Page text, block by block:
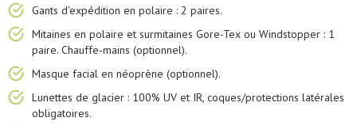
Gants d'expédition en polaire : 2 paires.
Mitaines en polaire et surmitaines Gore-Tex ou Windstopper : 1
paire. Chauffe-mains (optionnel).
Masque facial en néoprène (optionnel).
Lunettes de glacier : 100% UV et IR, coques/protections latérales
obligatoires.